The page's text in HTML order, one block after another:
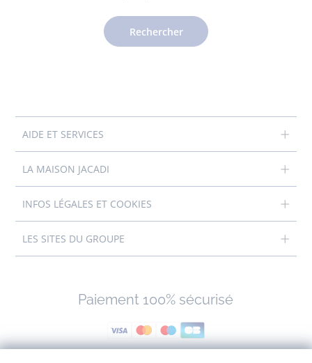
Rechercher
AIDE ET SERVICES
LA MAISON JACADI
INFOS LÉGALES ET COOKIES
LES SITES DU GROUPE
Paiement 100% sécurisé